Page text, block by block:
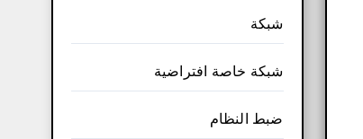
شبكة
شبكة خاصة افتراضية
ضبط النظام